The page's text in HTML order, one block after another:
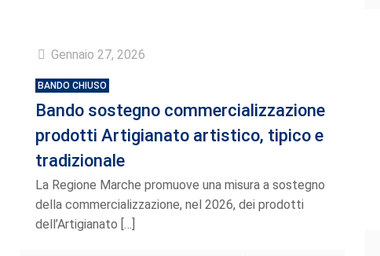
Gennaio 27, 2026
BANDO CHIUSO
Bando sostegno commercializzazione
prodotti Artigianato artistico, tipico e
tradizionale
La Regione Marche promuove una misura a sostegno
della commercializzazione, nel 2026, dei prodotti
dell’Artigianato […]